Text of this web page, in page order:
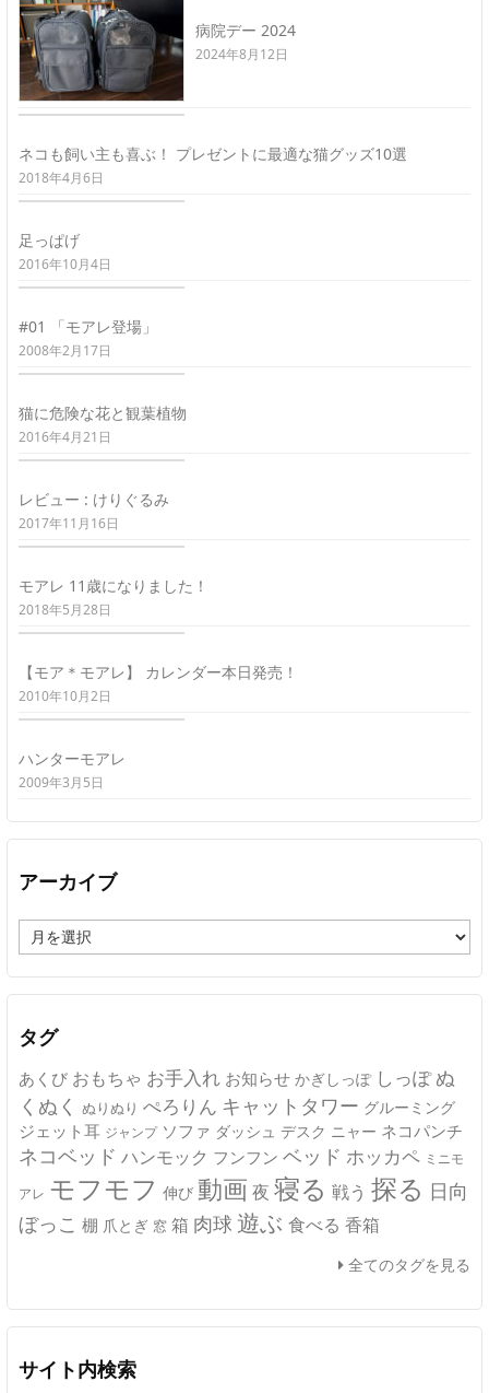
病院デー 2024
2024年8月12日
ネコも飼い主も喜ぶ！ プレゼントに最適な猫グッズ10選
2018年4月6日
足っぱげ
2016年10月4日
#01 「モアレ登場」
2008年2月17日
猫に危険な花と観葉植物
2016年4月21日
レビュー : けりぐるみ
2017年11月16日
モアレ 11歳になりました！
2018年5月28日
【モア＊モアレ】 カレンダー本日発売！
2010年10月2日
ハンターモアレ
2009年3月5日
アーカイブ
ー
カ
イ
タグ
あくび おもちゃ お手入れ お知らせ かぎしっぽ しっぽ ぬ
くぬく ぬりぬり ぺろりん キャットタワー グルーミング
ジェット耳 ジャンプ ソファ ダッシュ デスク ニャー ネコパンチ
ネコベッド ハンモック フンフン ベッド ホッカペ ミニモ
アレ モフモフ 伸び 動画 夜 寝る 戦う 探る 日向
ぼっこ 棚 爪とぎ 窓 箱 肉球 遊ぶ 食べる 香箱
全てのタグを見る
サイト内検索